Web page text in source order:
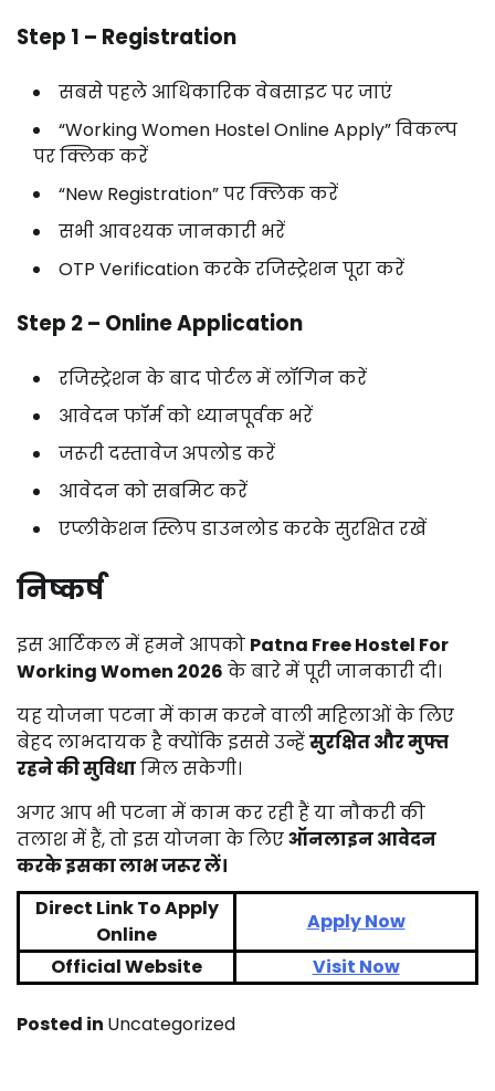
Step 1 – Registration
सबसेपहले आधिकारिकवेबसाइटपरजाएं
“WorkingWomen HostelOnlineApply”विकल्प
परक्लिककरें
“New Registration”परक्लिककरें
सभी आवश्यकजानकारी भरें
OTP Verificationकरकेरजिस्ट्रेशनपूराकरें
Step 2 – OnlineApplication
रजिस्ट्रेशनकेबादपोर्टलमेंलॉगिनकरें
आवेदनफॉर्मको ध्यानपूर्वक भरें
जरूरीदस्तावेजअपलोडकरें
आवेदनकोसबमिटकरें
एप्लीकेशनस्लिपडाउनलोडकरकेसुरक्षितरखें
निष्कर्ष
इस आर्टिकलमेंहमने आपको Patna FreeHostel For
WorkingWomen 2026 केबारेमेंपूरीजानकारीदी।
यहयोजनापटनामेंकामकरनेवालीमहिलाओंकेलिए
बेहदलाभदायकहैक्योंकिइससेउन्हेंसुरक्षितऔरमुफ्त
रहनेकीसुविधामिलसकेगी।
अगर आप भीपटनामेंकामकररहीहैंयानौकरीकी
तलाशमेंहैं,तोइसयोजनाकेलिएऑनलाइनआवेदन
करकेइसकालाभजरूरलें।
Direct Link To Apply
Online
Apply Now
Official Website
Visit Now
Posted in Uncategorized